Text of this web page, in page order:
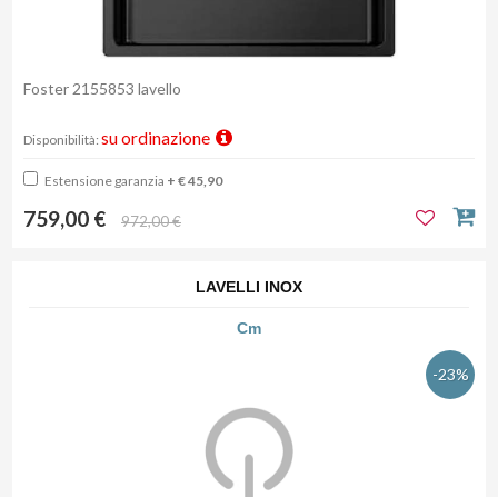
Foster 2155853 lavello
Disponibilità: su ordinazione
Estensione garanzia + € 45,90
759,00 € 972,00 €
LAVELLI INOX
Cm
-23%